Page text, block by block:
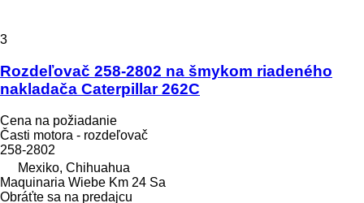
3
Rozdeľovač 258-2802 na šmykom riadeného
nakladača Caterpillar 262C
Cena na požiadanie
Časti motora - rozdeľovač
258-2802
Mexiko, Chihuahua
Maquinaria Wiebe Km 24 Sa
Obráťte sa na predajcu